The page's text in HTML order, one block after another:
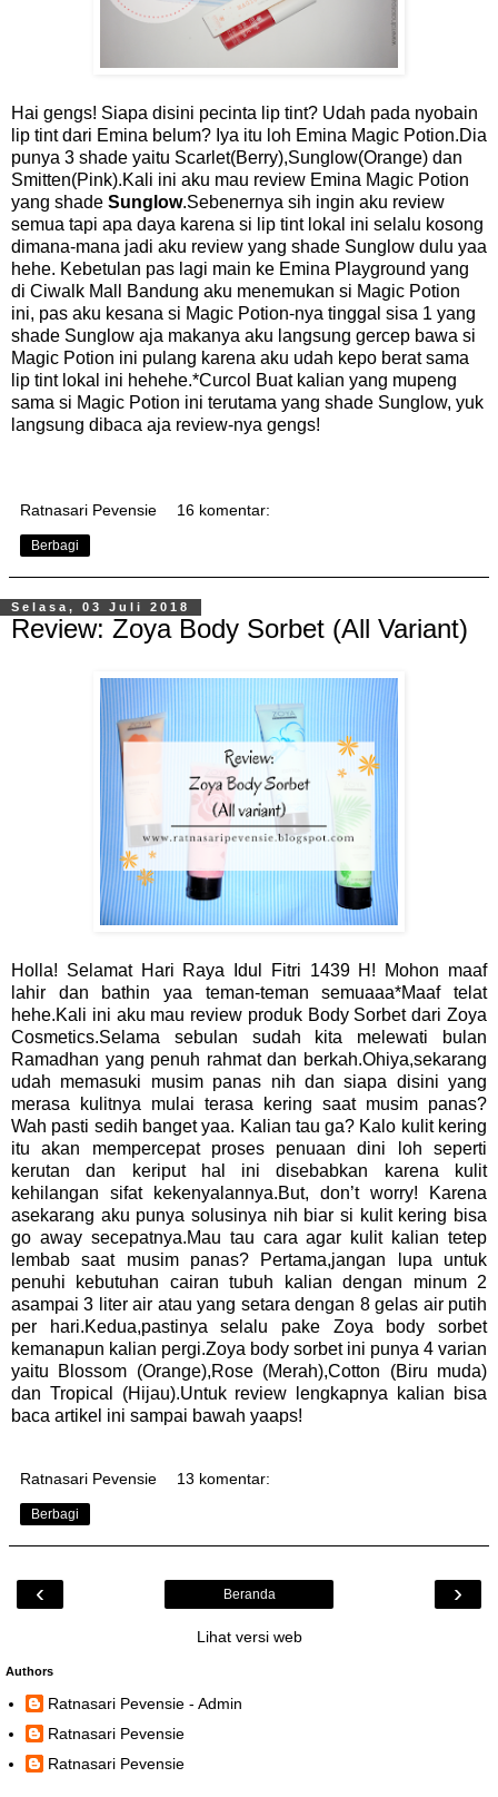
Hai gengs! Siapa disini pecinta lip tint? Udah pada nyobain
lip tint dari Emina belum? Iya itu loh Emina Magic Potion.Dia
punya 3 shade yaitu Scarlet(Berry),Sunglow(Orange) dan
Smitten(Pink).Kali ini aku mau review Emina Magic Potion
yang shade Sunglow.Sebenernya sih ingin aku review
semua tapi apa daya karena si lip tint lokal ini selalu kosong
dimana-mana jadi aku review yang shade Sunglow dulu yaa
hehe. Kebetulan pas lagi main ke Emina Playground yang
di Ciwalk Mall Bandung aku menemukan si Magic Potion
ini, pas aku kesana si Magic Potion-nya tinggal sisa 1 yang
shade Sunglow aja makanya aku langsung gercep bawa si
Magic Potion ini pulang karena aku udah kepo berat sama
lip tint lokal ini hehehe.*Curcol Buat kalian yang mupeng
sama si Magic Potion ini terutama yang shade Sunglow, yuk
langsung dibaca aja review-nya gengs!
Ratnasari Pevensie 16 komentar:
Berbagi
Selasa, 03 Juli 2018
Review: Zoya Body Sorbet (All Variant)
Holla! Selamat Hari Raya Idul Fitri 1439 H! Mohon maaf
lahir dan bathin yaa teman-teman semuaaa*Maaf telat
hehe.Kali ini aku mau review produk Body Sorbet dari Zoya
Cosmetics.Selama sebulan sudah kita melewati bulan
Ramadhan yang penuh rahmat dan berkah.Ohiya,sekarang
udah memasuki musim panas nih dan siapa disini yang
merasa kulitnya mulai terasa kering saat musim panas?
Wah pasti sedih banget yaa. Kalian tau ga? Kalo kulit kering
itu akan mempercepat proses penuaan dini loh seperti
kerutan dan keriput hal ini disebabkan karena kulit
kehilangan sifat kekenyalannya.But, don’t worry! Karena
asekarang aku punya solusinya nih biar si kulit kering bisa
go away secepatnya.Mau tau cara agar kulit kalian tetep
lembab saat musim panas? Pertama,jangan lupa untuk
penuhi kebutuhan cairan tubuh kalian dengan minum 2
asampai 3 liter air atau yang setara dengan 8 gelas air putih
per hari.Kedua,pastinya selalu pake Zoya body sorbet
kemanapun kalian pergi.Zoya body sorbet ini punya 4 varian
yaitu Blossom (Orange),Rose (Merah),Cotton (Biru muda)
dan Tropical (Hijau).Untuk review lengkapnya kalian bisa
baca artikel ini sampai bawah yaaps!
Ratnasari Pevensie 13 komentar:
Berbagi
‹ ›
Beranda
Lihat versi web
Authors
Ratnasari Pevensie - Admin
Ratnasari Pevensie
Ratnasari Pevensie